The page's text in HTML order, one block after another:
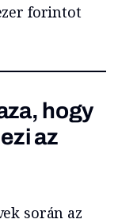
forintot
hogy
az
során az